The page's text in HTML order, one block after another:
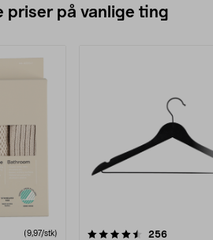
priser på vanlige ting
(9,97/stk) 256
4.5av 5 stjerner